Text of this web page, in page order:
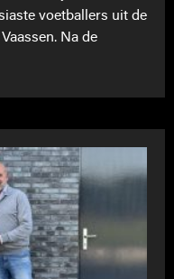
voetballers uit de
Na de